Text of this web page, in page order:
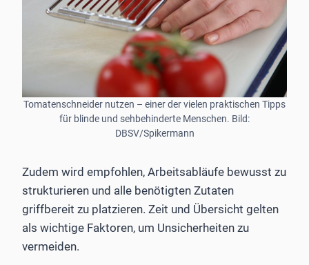
Tomatenschneider nutzen – einer der vielen praktischen Tipps
für blinde und sehbehinderte Menschen. Bild:
DBSV/Spikermann
Zudem wird empfohlen, Arbeitsabläufe bewusst zu
strukturieren und alle benötigten Zutaten
griffbereit zu platzieren. Zeit und Übersicht gelten
als wichtige Faktoren, um Unsicherheiten zu
vermeiden.